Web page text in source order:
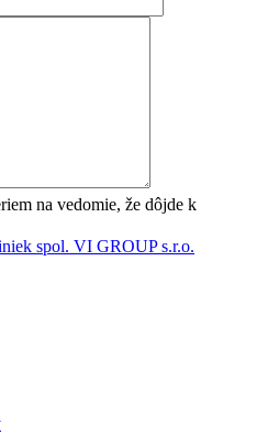
na vedomie, že dôjde k
spol. VI GROUP s.r.o.